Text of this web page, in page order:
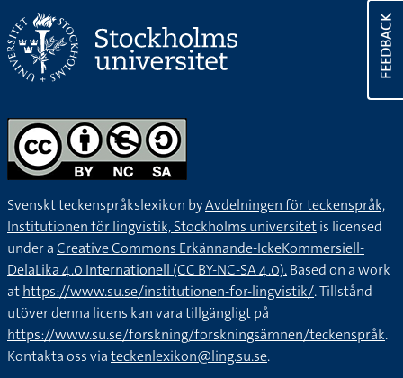
FEEDBACK
Svenskt teckenspråkslexikon byAvdelningen för teckenspråk,
Institutionen för lingvistik, Stockholms universitetis licensed
under aCreative Commons Erkännande-IckeKommersiell-
DelaLika 4.0 Internationell (CC BY-NC-SA 4.0).Based on a work
athttps://www.su.se/institutionen-for-lingvistik/. Tillstånd
utöver denna licens kan vara tillgängligt på
https://www.su.se/forskning/forskningsämnen/teckenspråk.
Kontakta oss viateckenlexikon@ling.su.se.